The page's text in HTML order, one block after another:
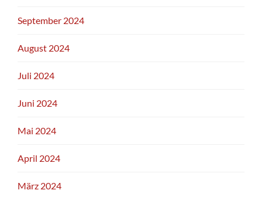
September 2024
August 2024
Juli 2024
Juni 2024
Mai 2024
April 2024
März 2024